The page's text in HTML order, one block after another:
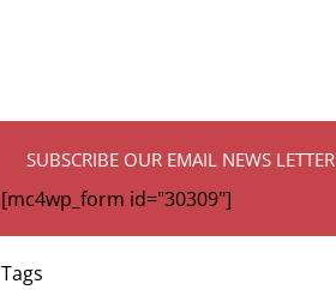
SUBSCRIBE OUR EMAIL NEWS LETTER
[mc4wp_form id="30309"]
Tags